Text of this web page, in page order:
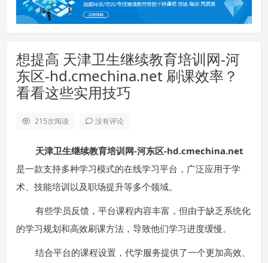
想提高 天津卫生继续教育培训网-河
东区-hd.cmechina.net 刷课效率？
看看这些实用技巧
215次阅读 没有评论
天津卫生继续教育培训网-河东区-hd.cmechina.net
是一款支持多种学习模式的在线学习平台，广泛应用于学
术、技能培训以及职场提升等多个领域。
有些学员反馈，平台课程内容丰富，但由于缺乏系统化
的学习规划和高效刷课方法，导致他们学习进度缓慢。
结合平台的课程设置，代学服务提供了一个更加高效、